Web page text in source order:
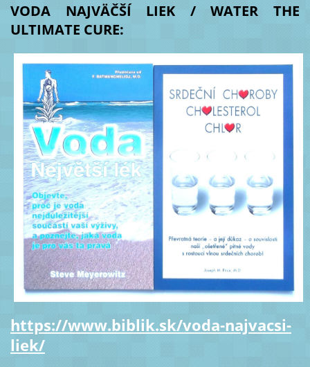
VODA NAJVÄČŠÍ LIEK / WATER THE
ULTIMATE CURE:
https://www.biblik.sk/voda-najvacsi-
liek/